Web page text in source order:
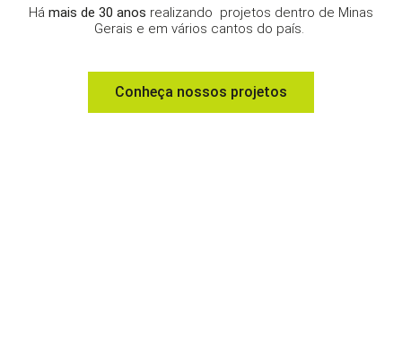
Há mais de 30 anos realizando projetos dentro de Minas
Gerais e em vários cantos do país.
Conheça nossos projetos